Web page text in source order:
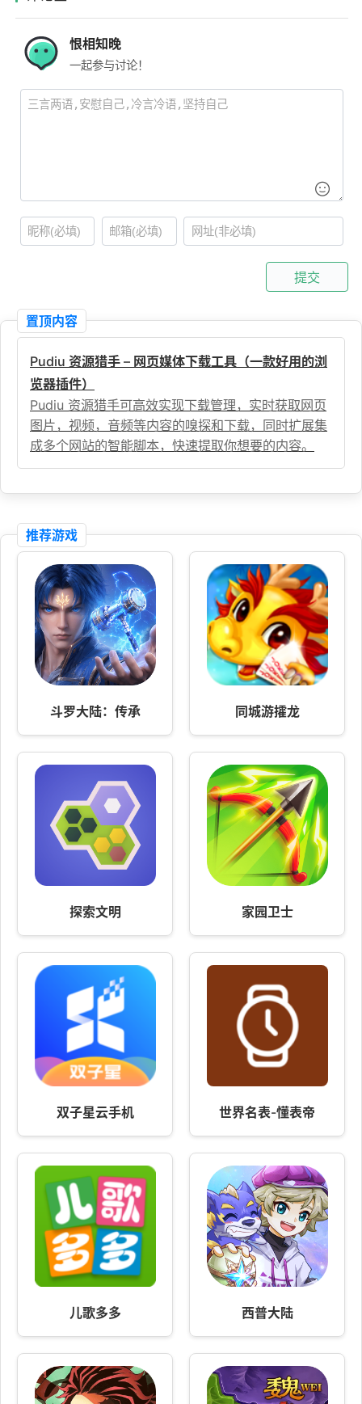
恨相知晚
一起参与讨论！
提交
置顶内容
Pudiu 资源猎手 – 网页媒体下载工具（一款好用的浏
览器插件）
Pudiu 资源猎手可高效实现下载管理，实时获取网页
图片，视频，音频等内容的嗅探和下载，同时扩展集
成多个网站的智能脚本，快速提取你想要的内容。
推荐游戏
斗罗大陆：传承 同城游攉龙
探索文明 家园卫士
双子星云手机 世界名表-懂表帝
儿歌多多 西普大陆